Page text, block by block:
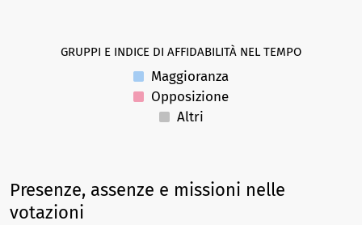
GRUPPI E INDICE DI AFFIDABILITÀ NEL TEMPO
Maggioranza
Opposizione
Altri
Presenze, assenze e missioni nelle
votazioni